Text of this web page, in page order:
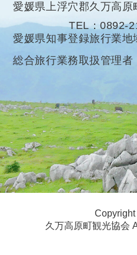
愛媛県上浮穴郡久万高
TEL
0892-
愛媛県知事登録旅行業地
総合旅行業務取扱管理
Copyright
久万高原町観光協会